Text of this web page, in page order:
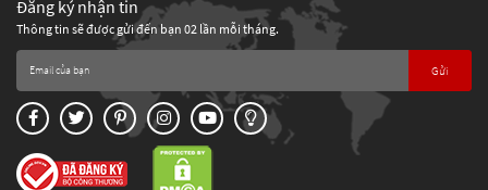
Đăng ký nhận tin
Thông tin sẽ được gửi đến bạn 02 lần mỗi tháng.
Gửi